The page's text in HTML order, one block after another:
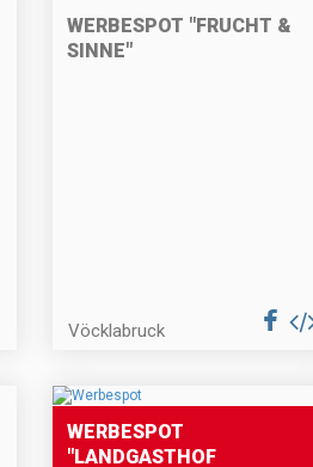
WERBESPOT "FRUCHT &
SINNE"
Vöcklabruck
WERBESPOT
"LANDGASTHOF